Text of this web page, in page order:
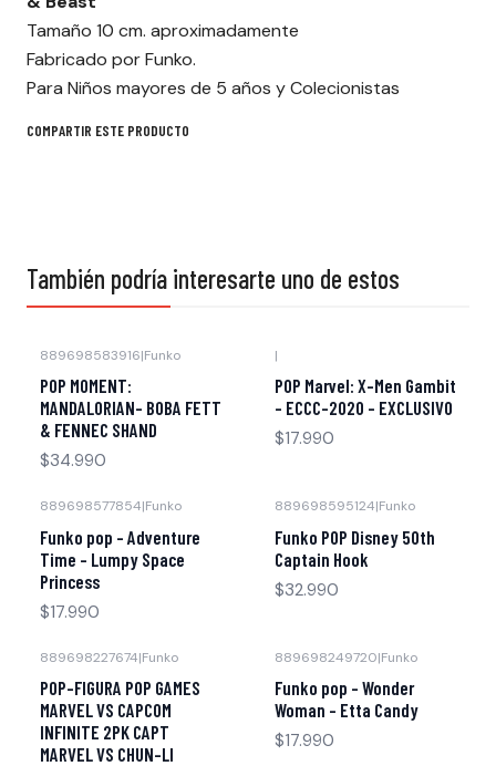
Tamaño 10 cm. aproximadamente
Fabricado por Funko.
Para Niños mayores de 5 años y Colecionistas
COMPARTIR ESTE PRODUCTO
También podría interesarte uno de estos
889698583916|Funko
POP MOMENT:
MANDALORIAN- BOBA FETT
& FENNEC SHAND
$34.990
|
POP Marvel: X-Men Gambit
- ECCC-2020 - EXCLUSIVO
$17.990
889698577854|Funko
Funko pop - Adventure
Time - Lumpy Space
Princess
$17.990
889698595124|Funko
Funko POP Disney 50th
Captain Hook
$32.990
889698227674|Funko
POP-FIGURA POP GAMES
MARVEL VS CAPCOM
INFINITE 2PK CAPT
MARVEL VS CHUN-LI
889698249720|Funko
Funko pop - Wonder
Woman - Etta Candy
$17.990